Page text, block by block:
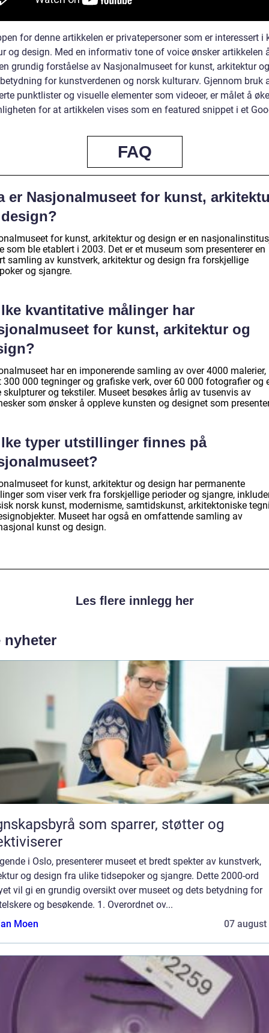
for denne artikkelen er privatepersoner som er interessert i
og design. Med en informativ tone of voice ønsker artikkelen
grundig forståelse av Nasjonalmuseet for kunst, arkitektur
for kunstverdenen og norsk kulturarv. Gjennom bruk
punktlister og visuelle elementer som videoer, er målet å øke
for at artikkelen vises som en featured snippet i et
FAQ
er Nasjonalmuseet for kunst,
for kunst, arkitektur og design er en
som ble etablert i 2003. Det er et museum som presenterer en
samling av kunstverk, arkitektur og design fra forskjellige
og sjangre.
kvantitative målinger har
for kunst, arkitektur og
har en imponerende samling av over 4000 malerier,
300 000 tegninger og grafiske verk, over 60 000 fotografier og
skulpturer og tekstiler. Museet besøkes årlig av tusenvis av
som ønsker å oppleve kunsten og designet som
typer utstillinger finnes på
for kunst, arkitektur og design har permanente
som viser verk fra forskjellige perioder og sjangre,
norsk kunst, modernisme, samtidskunst, arkitektoniske
Museet har også en omfattende samling av
kunst og design.
Les flere innlegg her
nyheter
som sparrer, støtter og
i Oslo, presenterer museet et bredt spekter av kunstverk,
og design fra ulike tidsepoker og sjangre. Dette 2000-ord
vil gi en grundig oversikt over museet og dets betydning for
og besøkende. 1. Overordnet ov...
Moen
07 august